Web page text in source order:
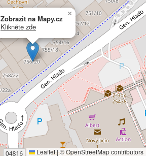
Zobrazit na Mapy.cz
Klikněte zde
×
Leaflet|©OpenStreetMapcontributors